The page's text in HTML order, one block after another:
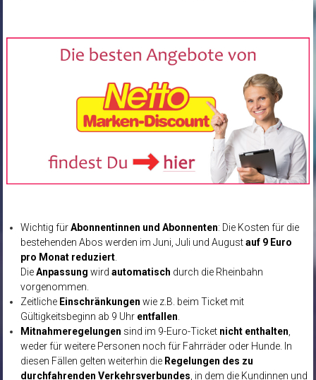
Wichtig fürAbonnentinnen und Abonnenten: Die Kosten für die
bestehenden Abos werden im Juni, Juli und Augustauf 9 Euro
pro Monat reduziert.
DieAnpassung wird automatisch durch die Rheinbahn
vorgenommen.
Zeitliche Einschränkungen wie z.B. beim Ticket mit
Gültigkeitsbeginn ab 9 Uhr entfallen
Mitnahmeregelungen sind im 9-​Euro-Ticket nicht enthalten
weder für weitere Personen noch für Fahrräder oder Hunde. In
diesen Fällen gelten weiterhin die Regelungen des zu
durchfahrenden Verkehrsverbundes , in dem die Kundinnen und